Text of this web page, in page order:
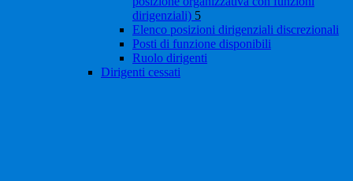
dirigenziali) 5
Elenco posizioni dirigenziali discrezionali
Posti di funzione disponibili
Ruolo dirigenti
Dirigenti cessati